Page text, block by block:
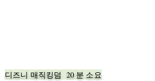
디즈니 매직킹덤 20 분 소요